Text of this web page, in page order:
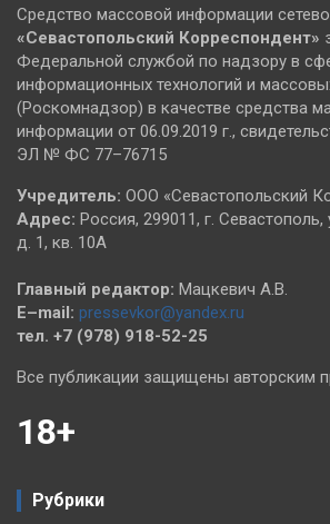
Средство массовой информации
«Севастопольский Корреспондент»
Федеральной службой по надзору в
информационных технологий и
(Роскомнадзор) в качестве средства
информации от 06.09.2019 г.,
ЭЛ № ФС 77–76715
Учредитель: ООО «Севастопольский
Адрес: Россия, 299011, г. Севастополь,
д. 1, кв. 10А
Главный редактор: Мацкевич А.В.
E–mail: pressevkor@yandex.ru
тел. +7 (978) 918-52-25
Все публикации защищены авторским
18+
Рубрики